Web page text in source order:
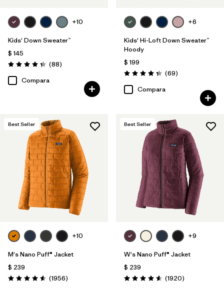
+10
Kids' Down Sweater™
$ 145
Valoración: 4.3 / 5
(88Comentarios
)
Compara
+6
Kids' Hi-Loft Down Sweater™
Hoody
$ 199
Valoración: 4.3 / 5
(69Comentarios
)
Compara
Best Seller
+10
M's Nano Puff® Jacket
$ 239
Valoración: 4.6 / 5
(1956Comentarios
)
Best Seller
+9
W's Nano Puff® Jacket
$ 239
Valoración: 4.6 / 5
(1920Comentarios
)